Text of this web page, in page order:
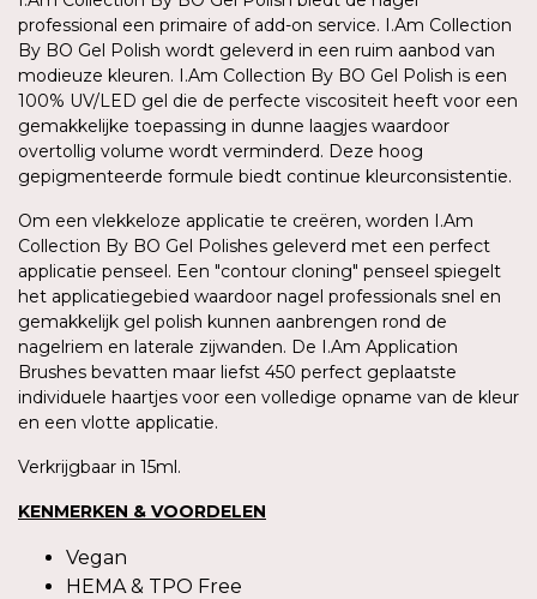
professional een primaire of add-on service. I.Am Collection
By BO Gel Polish wordt geleverd in een ruim aanbod van
modieuze kleuren. I.Am Collection By BO Gel Polish is een
100% UV/LED gel die de perfecte viscositeit heeft voor een
gemakkelijke toepassing in dunne laagjes waardoor
overtollig volume wordt verminderd. Deze hoog
gepigmenteerde formule biedt continue kleurconsistentie.
Om een vlekkeloze applicatie te creëren, worden I.Am
Collection By BO Gel Polishes geleverd met een perfect
applicatie penseel. Een "contour cloning" penseel spiegelt
het applicatiegebied waardoor nagel professionals snel en
gemakkelijk gel polish kunnen aanbrengen rond de
nagelriem en laterale zijwanden. De I.Am Application
Brushes bevatten maar liefst 450 perfect geplaatste
individuele haartjes voor een volledige opname van de kleur
en een vlotte applicatie.
Verkrijgbaar in 15ml.
KENMERKEN & VOORDELEN
Vegan
HEMA & TPO Free